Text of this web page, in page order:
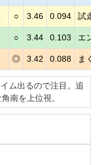
○ 3.46 0.094 試走
○ 3.44 0.103 エン
◎ 3.42 0.088 まく
ム出るので注目。追
南を上位視。